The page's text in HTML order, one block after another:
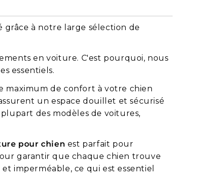
grâce à notre large sélection de
en voiture. C'est pourquoi, nous
essentiels.
de confort à votre chien
un espace douillet et sécurisé
des modèles de voitures,
pour chien est parfait pour
garantir que chaque chien trouve
imperméable, ce qui est essentiel